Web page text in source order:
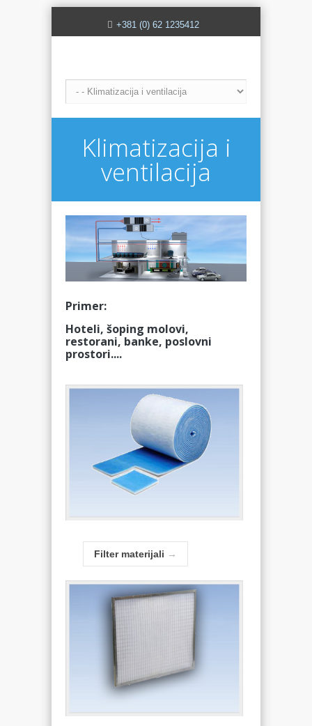
+381 (0) 62 1235412
Klimatizacija i
ventilacija
Primer:
Hoteli, šoping molovi,
restorani, banke, poslovni
prostori....
Filter materijali →